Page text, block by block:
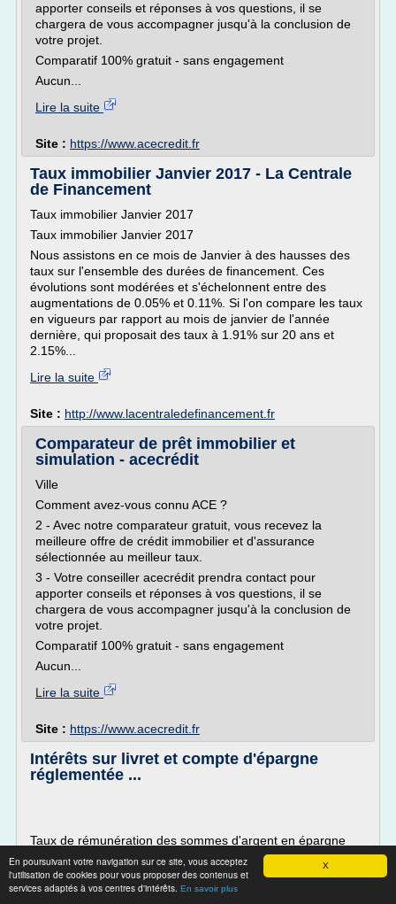
X
En poursuivant votre navigation sur ce site, vous acceptez
l'utilisation de cookies pour vous proposer des contenus et
services adaptés à vos centres d'intérêts. En savoir plus
apporter conseils et réponses à vos questions, il se
chargera de vous accompagner jusqu'à la conclusion de
votre projet.
Comparatif 100% gratuit - sans engagement
Aucun...
Lire la suite
Site : https://www.acecredit.fr
Taux immobilier Janvier 2017 - La Centrale
de Financement
Taux immobilier Janvier 2017
Taux immobilier Janvier 2017
Nous assistons en ce mois de Janvier à des hausses des
taux sur l'ensemble des durées de financement. Ces
évolutions sont modérées et s'échelonnent entre des
augmentations de 0.05% et 0.11%. Si l'on compare les taux
en vigueurs par rapport au mois de janvier de l'année
dernière, qui proposait des taux à 1.91% sur 20 ans et
2.15%...
Lire la suite
Site : http://www.lacentraledefinancement.fr
Comparateur de prêt immobilier et
simulation - acecrédit
Ville
Comment avez-vous connu ACE ?
2 - Avec notre comparateur gratuit, vous recevez la
meilleure offre de crédit immobilier et d'assurance
sélectionnée au meilleur taux.
3 - Votre conseiller acecrédit prendra contact pour
apporter conseils et réponses à vos questions, il se
chargera de vous accompagner jusqu'à la conclusion de
votre projet.
Comparatif 100% gratuit - sans engagement
Aucun...
Lire la suite
Site : https://www.acecredit.fr
Intérêts sur livret et compte d'épargne
réglementée ...
Taux de rémunération des sommes d'argent en épargne
sur Livret A, LEP, LDD, CEL, PEL.
Les taux d'intérêts de l'épargne réglementée évoluent "en
principe" deux fois par an, en janvier et en juillet. En janvier